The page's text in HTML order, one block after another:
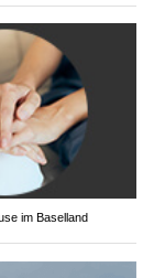
im Baselland